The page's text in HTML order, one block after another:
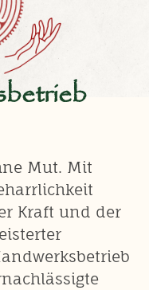
Mut. Mit
Kraft und der